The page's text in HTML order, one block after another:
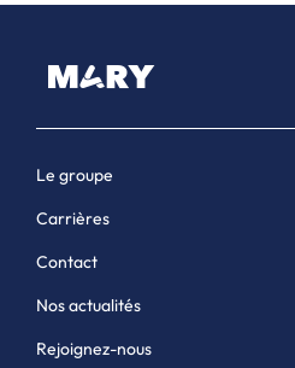
Le groupe
Carrières
Contact
Nos actualités
Rejoignez-nous